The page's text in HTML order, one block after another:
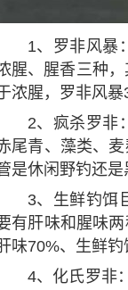
1、罗非风暴
腥、腥香三种
浓腥，罗非风暴
2、疯杀罗非
尾青、藻类、
是休闲野钓还是
3、生鲜钓饵
有肝味和腥味
味70%、生鲜钓
4、化氏罗非